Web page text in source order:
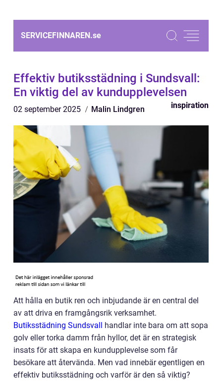
SERVICEFINNAREN.se
Effektiv butiksstädning i Sundsvall:
En viktig del av kundupplevelsen
02 september 2025 Malin Lindgren inspiration
Att hålla en butik ren och inbjudande är en central del
av att driva en framgångsrik verksamhet.
Butiksstädning Sundsvall handlar inte bara om att sopa
golv eller torka damm från hyllor, det är en strategisk
insats för att skapa en kundupplevelse som får
besökare att återvända. Men vad innebär egentligen en
effektiv butiksstädning och varför är den så viktig?